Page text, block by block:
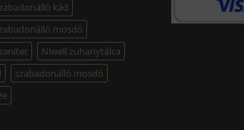
kád
mosdó
Niwell zuhanytálca
szabadonálló mosdó